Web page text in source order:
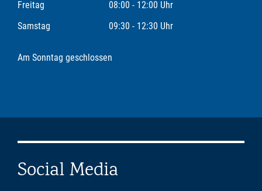
Freitag
08:00 - 12:00 Uhr
Samstag
09:30 - 12:30 Uhr
Am Sonntag geschlossen
Social Media